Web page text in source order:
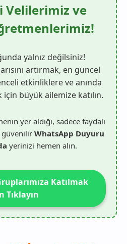
Velilerimiz ve
yalnız değilsiniz!
artırmak, en güncel
etkinliklere ve anında
büyük ailemize katılın.
yer aldığı, sadece faydalı
güvenilir WhatsApp Duyuru
yerinizi hemen alın.
Katılmak
Tıklayın